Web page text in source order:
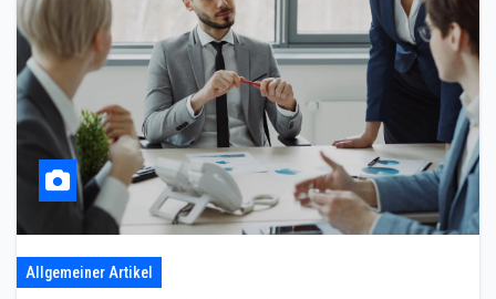
Allgemeiner Artikel